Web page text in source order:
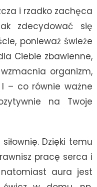
i rzadko zachęca
zdecydować się
ponieważ świeże
Ciebie zbawienne,
organizm,
– co równie ważne
na Twoje
Dzięki temu
pracę serca i
aura jest